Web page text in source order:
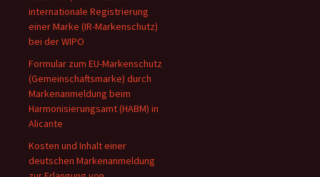
internationale Registrierung
einer Marke (IR-Markenschutz)
bei der WIPO
Formular zum EU-Markenschutz
(Gemeinschaftsmarke) durch
Markenanmeldung beim
Harmonisierungsamt (HABM) in
Alicante
Kosten und Inhalt einer
deutschen Markenanmeldung